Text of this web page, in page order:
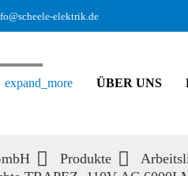
elektrik.de
expand_more ÜBER UNS
Produkte